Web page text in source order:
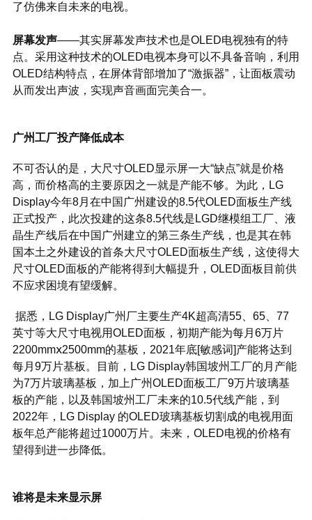
了仿佛来自未来的电视。
屏幕发声——其实屏幕发声技术也是OLED电视独有的特
点。采用这种技术的OLED电视本身可以不具备音响，利用
OLED结构特点，在屏体背部增加了“激振器”，让面板震动
从而发出声波，实现声音画面完美合一。
广州工厂投产降低成本
不可否认的是，大尺寸OLED显示屏一大“缺点”就是价格
高，而价格高的主要原因之一就是产能不够。为此，LG
Display今年8月在中国广州建设的8.5代OLED面板生产线
正式投产，此次投建的这条8.5代线是LGD继模组工厂、液
晶生产线后在中国广州建立的第三条生产线，也是其在韩
国本土之外建设的首条大尺寸OLED面板生产线，这使得大
尺寸OLED面板的产能将得到大幅提升，OLED面板目前供
不应求困境有望缓解。
据悉，LG Display广州厂主要生产4K超高清55、65、77
英寸等大尺寸电视用OLED面板，初期产能为每月6万片
2200mmⅹ2500mm的基板，2021年底[敏感词]产能将达到
每月9万片基板。目前，LG Display韩国坡州工厂的月产能
为7万片玻璃基板，加上广州OLED面板工厂9万片玻璃基
板的产能，以及韩国坡州工厂未来的10.5代线产能，到
2022年，LG Display 的OLED玻璃基板切割成的电视用面
板年总产能将超过1000万片。未来，OLED电视的价格有
望得到进一步降低。
谁将是未来显示屏